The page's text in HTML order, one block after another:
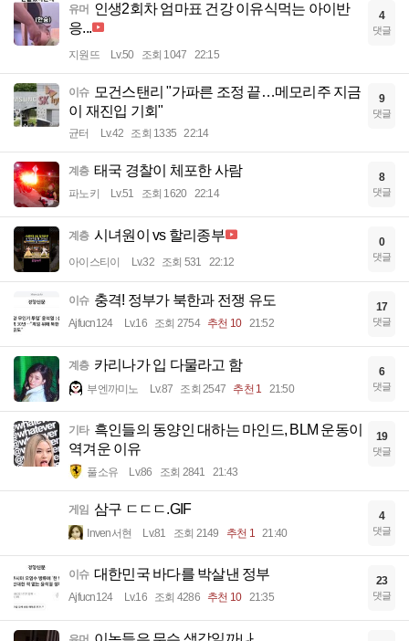
유머 인생2회차 엄마표 건강 이유식먹는 아이반
응...
지원뜨 Lv.50 조회 1047 22:15
4
댓글
이슈
모건스탠리 "가파른 조정 끝…메모리주 지금
이 재진입 기회"
균터 Lv.42 조회 1335 22:14
9
댓글
계층 태국 경찰이 체포한 사람
파노키 Lv.51 조회 1620 22:14
8
댓글
계층 시녀원이 vs 할리종부
아이스티이 Lv.32 조회 531 22:12
0
댓글
이슈 충격! 정부가 북한과 전쟁 유도
Ajfucn124 Lv.16 조회 2754 추천 10 21:52
17
댓글
계층 카리나가 입 다물라고 함
부엔까미노 Lv.87 조회 2547 추천 1 21:50
6
댓글
기타 흑인들의 동양인 대하는 마인드, BLM 운동이
역겨운 이유
풀소유 Lv.86 조회 2841 21:43
19
댓글
게임 삼구 ㄷㄷㄷ.GIF
Inven서현 Lv.81 조회 2149 추천 1 21:40
4
댓글
이슈 대한민국 바다를 박살낸 정부
Ajfucn124 Lv.16 조회 4286 추천 10 21:35
23
댓글